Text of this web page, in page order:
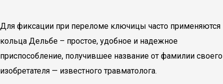
Для фиксации при переломе ключицы часто применяются
кольца Дельбе – простое, удобное и надежное
приспособление, получившее название от фамилии своего
изобретателя — известного травматолога.